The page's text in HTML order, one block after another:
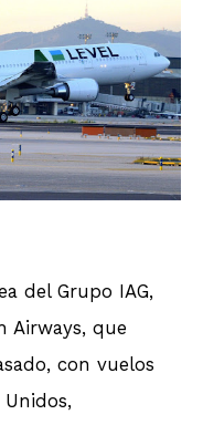
del Grupo IAG,
Airways, que
con vuelos